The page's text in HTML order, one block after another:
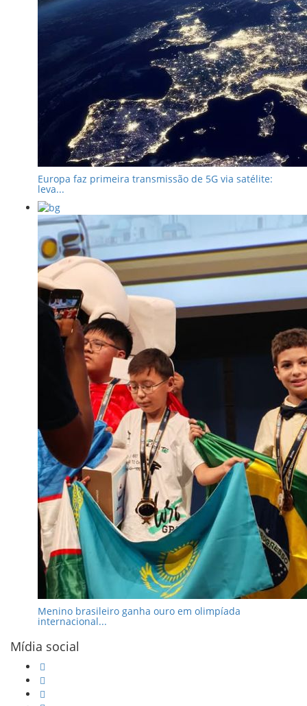
Europa faz primeira transmissão de 5G via satélite:
leva...
Menino brasileiro ganha ouro em olimpíada
internacional...
Mídia social